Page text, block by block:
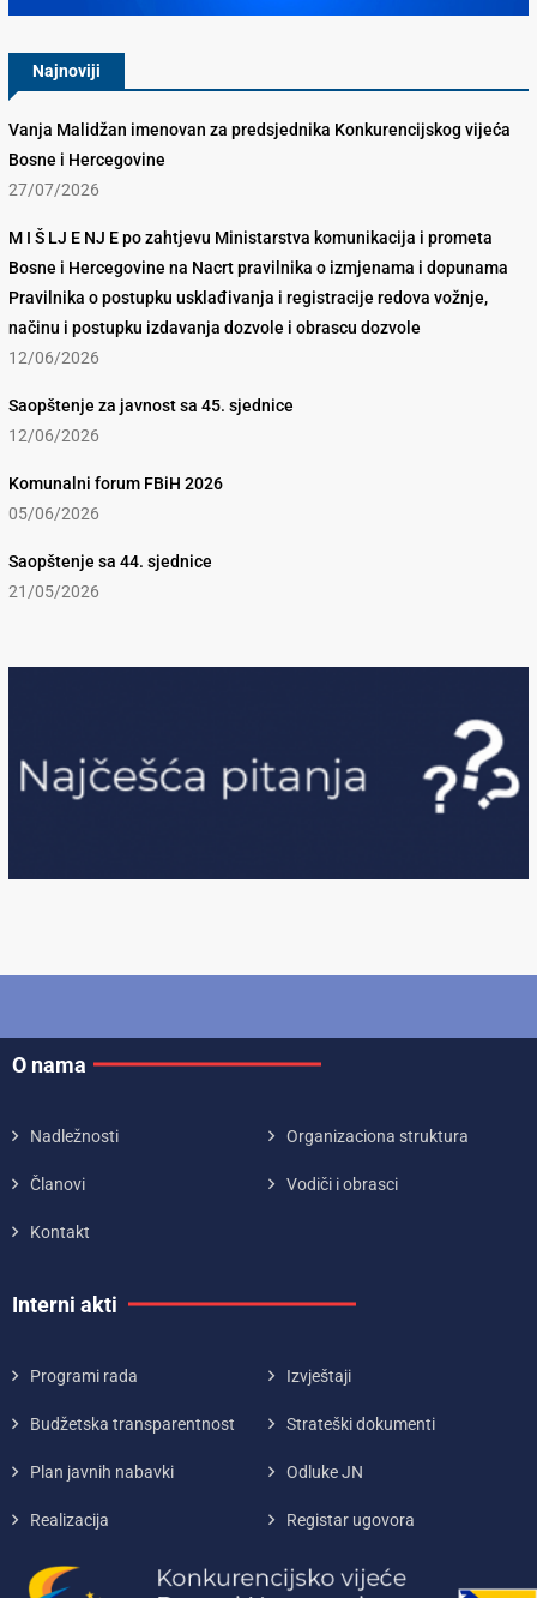
Najnoviji
Vanja Malidžan imenovan za predsjednika Konkurencijskog vijeća
Bosne i Hercegovine
27/07/2026
M I Š LJ E NJ E po zahtjevu Ministarstva komunikacija i prometa
Bosne i Hercegovine na Nacrt pravilnika o izmjenama i dopunama
Pravilnika o postupku usklađivanja i registracije redova vožnje,
načinu i postupku izdavanja dozvole i obrascu dozvole
12/06/2026
Saopštenje za javnost sa 45. sjednice
12/06/2026
Komunalni forum FBiH 2026
05/06/2026
Saopštenje sa 44. sjednice
21/05/2026
O nama
Nadležnosti Organizaciona struktura
Članovi Vodiči i obrasci
Kontakt
Interni akti
Programi rada Izvještaji
Budžetska transparentnost Strateški dokumenti
Plan javnih nabavki Odluke JN
Realizacija Registar ugovora